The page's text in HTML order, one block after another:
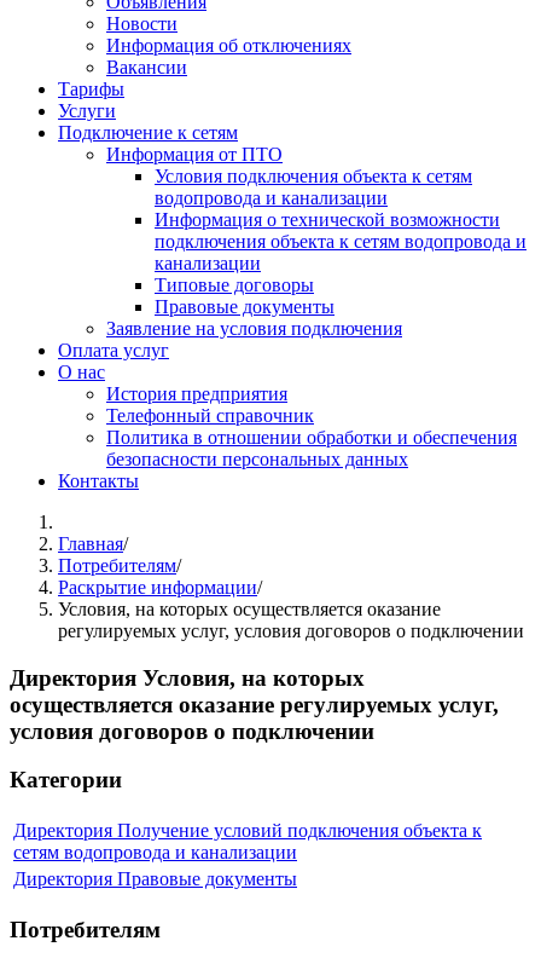
Новости
Информация об отключениях
Вакансии
Тарифы
Услуги
Подключение к сетям
Информация от ПТО
Условия подключения объекта к сетям
водопровода и канализации
Информация о технической возможности
подключения объекта к сетям водопровода и
канализации
Типовые договоры
Правовые документы
Заявление на условия подключения
Оплата услуг
О нас
История предприятия
Телефонный справочник
Политика в отношении обработки и обеспечения
безопасности персональных данных
Контакты
Главная/
Потребителям/
Раскрытие информации/
Условия, на которых осуществляется оказание
регулируемых услуг, условия договоров о подключении
Директория Условия, на которых
осуществляется оказание регулируемых услуг,
условия договоров о подключении
Категории
Директория Получение условий подключения объекта к
сетям водопровода и канализации
Директория Правовые документы
Потребителям